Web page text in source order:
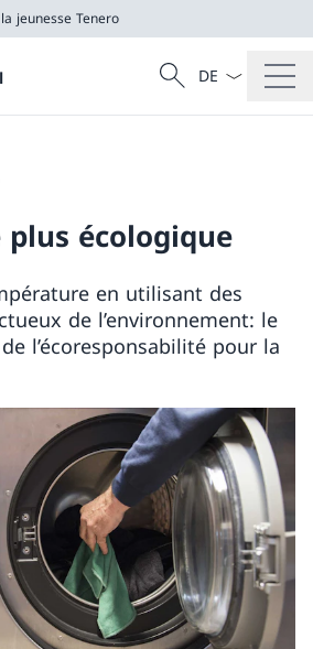
jeunesse Tenero
Recherche
Recherche
La langue
écologique
en utilisant des
de l’environnement: le
l’écoresponsabilité pour la